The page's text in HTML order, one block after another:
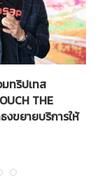
ทริปเทส
THE
งขยายบริการให้